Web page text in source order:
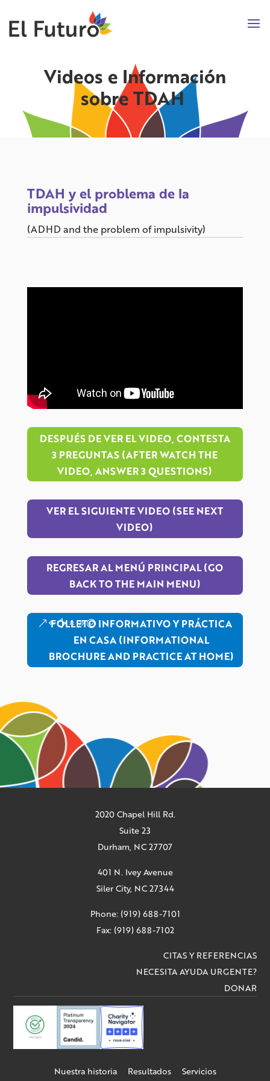
Videos e Información
sobre TDAH
TDAH y el problema de la
impulsividad
(ADHD and the problem of impulsivity)
DESPUÉS DE VER EL VIDEO, CONTESTA
3 PREGUNTAS (AFTER WATCH THE
VIDEO, ANSWER 3 QUESTIONS)
VER EL SIGUIENTE VIDEO (SEE NEXT
VIDEO)
REGRESAR AL MENÚ PRINCIPAL (GO
BACK TO THE MAIN MENU)
FOLLETO INFORMATIVO Y PRÁCTICA
EN CASA (INFORMATIONAL
BROCHURE AND PRACTICE AT HOME)
2020 Chapel Hill Rd.
Suite 23
Durham, NC 27707
401 N. Ivey Avenue
Siler City, NC 27344
Phone: (919) 688-7101
Fax: (919) 688-7102
CITAS Y REFERENCIAS
NECESITA AYUDA URGENTE?
DONAR
Nuestra historia Resultados Servicios